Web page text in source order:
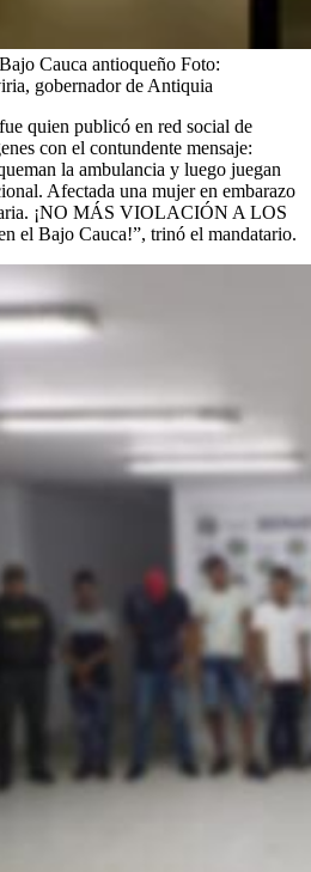
Cauca antioqueño Foto:
gobernador de Antiquia
quien publicó en red social de
con el contundente mensaje:
la ambulancia y luego juegan
Afectada una mujer en embarazo
¡NO MÁS VIOLACIÓN A LOS
el Bajo Cauca!”, trinó el mandatario.